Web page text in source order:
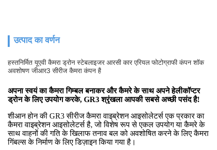
उत्पाद का वर्णन
हस्तनिर्मित यूएवी कैमरा ड्रोन स्टेबलाइजर आरसी कार एरियल फोटोग्राफी कंपन शॉक
अवशोषण जीआर3 सीरीज कैमरा कंपन है
अपना स्वयं का कैमरा गिम्बल बनाकर और कैमरे के साथ अपने हेलीकॉप्टर
ड्रोन के लिए उपयोग करके, GR3 श्रृंखला आपकी सबसे अच्छी पसंद है!
शीआन होन की GR3 सीरीज कैमरा वाइब्रेशन आइसोलेटर्स एक प्रकार का
कैमरा वाइब्रेशन आइसोलेटर्स है, जो विशेष रूप से एकल उपयोग या कैमरे के
साथ वाहनों की गति के खिलाफ तनाव बल को अवशोषित करने के लिए कैमरा
गिंबल्स के निर्माण के लिए डिज़ाइन किया गया है।